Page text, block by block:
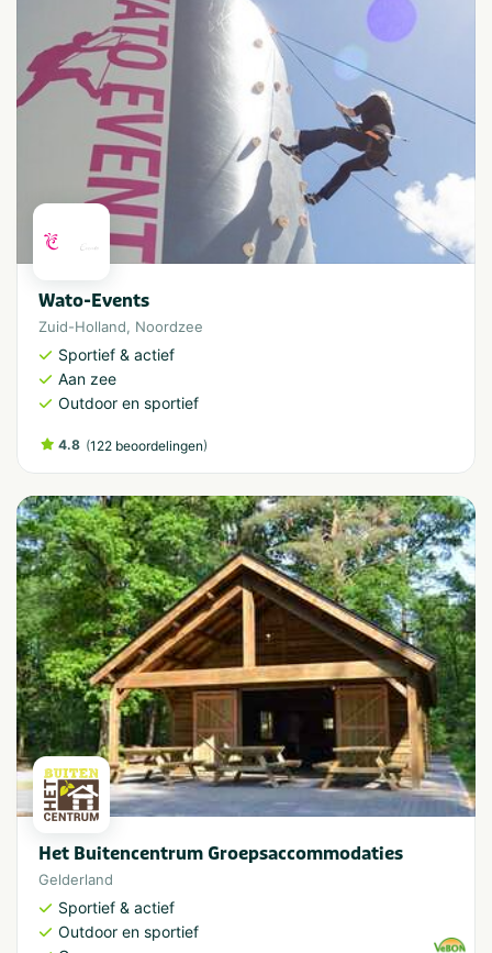
Wato-Events
Zuid-Holland, Noordzee
Sportief & actief
Aan zee
Outdoor en sportief
4.8 (122 beoordelingen)
Het Buitencentrum Groepsaccommodaties
Gelderland
Sportief & actief
Outdoor en sportief